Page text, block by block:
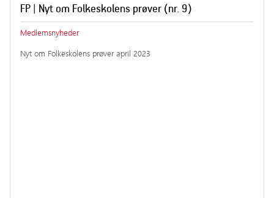
FP | Nyt om Folkeskolens prøver (nr. 9)
Medlemsnyheder
Nyt om Folkeskolens prøver april 2023